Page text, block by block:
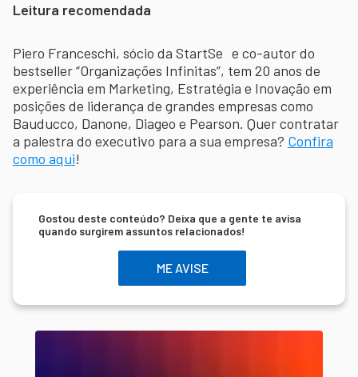
Leitura recomendada
Piero Franceschi, sócio da StartSe e co-autor do
bestseller “Organizações Infinitas”, tem 20 anos de
experiência em Marketing, Estratégia e Inovação em
posições de liderança de grandes empresas como
Bauducco, Danone, Diageo e Pearson. Quer contratar
a palestra do executivo para a sua empresa? Confira
como aqui!
Gostou deste conteúdo? Deixa que a gente te avisa
quando surgirem assuntos relacionados!
ME AVISE